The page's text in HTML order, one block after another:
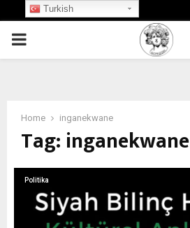
PRIMARY
Home inganekwane
Tag: inganekwane
Politika
Turkish